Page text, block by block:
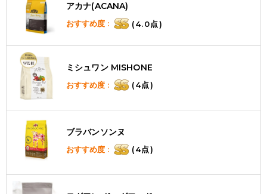
アカナ(ACANA)
おすすめ度 : (4.0点)
ミシュワン MISHONE
おすすめ度 : (4点)
ブラバンソンヌ
おすすめ度 : (4点)